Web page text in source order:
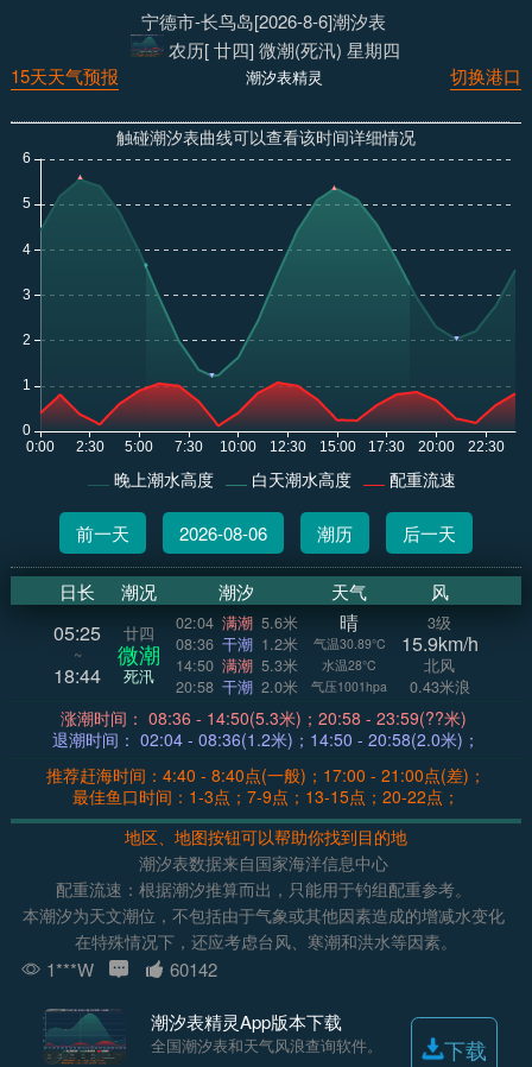
宁德市-长鸟岛[2026-8-6]潮汐表
农历[ 廿四] 微潮(死汛) 星期四
切换港口
潮汐表精灵
15天天气预报
触碰潮汐表曲线可以查看该时间详细情况
晚上潮水高度 白天潮水高度 配重流速
前一天 2026-08-06 潮历 后一天
日长 潮况 潮汐 天气 风
05:25
~
18:44
廿四
微潮
死汛
02:04 满潮 5.6米
08:36 干潮 1.2米
14:50 满潮 5.3米
20:58 干潮 2.0米
晴
气温30.89°C
水温28°C
气压1001hpa
3级
15.9km/h
北风
0.43米浪
涨潮时间： 08:36 - 14:50(5.3米)；20:58 - 23:59(??米)
退潮时间： 02:04 - 08:36(1.2米)；14:50 - 20:58(2.0米)；
推荐赶海时间：4:40 - 8:40点(一般)；17:00 - 21:00点(差)；
最佳鱼口时间：1-3点；7-9点；13-15点；20-22点；
地区、地图按钮可以帮助你找到目的地
潮汐表数据来自国家海洋信息中心
配重流速：根据潮汐推算而出，只能用于钓组配重参考。
本潮汐为天文潮位，不包括由于气象或其他因素造成的增减水变化
在特殊情况下，还应考虑台风、寒潮和洪水等因素。
1***W 60142
潮汐表精灵App版本下载
全国潮汐表和天气风浪查询软件。 下载